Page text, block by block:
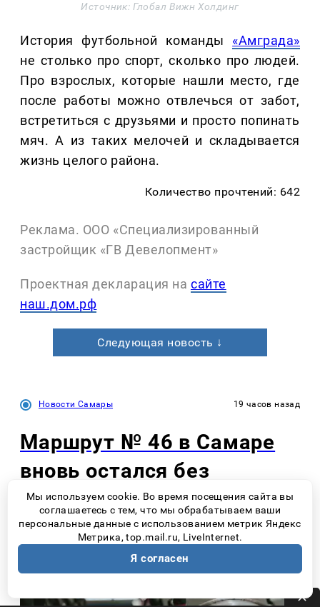
Источник: Глобал Вижн Холдинг
История футбольной команды «Амграда»
не столько про спорт, сколько про людей.
Про взрослых, которые нашли место, где
после работы можно отвлечься от забот,
встретиться с друзьями и просто попинать
мяч. А из таких мелочей и складывается
жизнь целого района.
Количество прочтений: 642
Реклама. ООО «Специализированный
застройщик «ГВ Девелопмент»
Проектная декларация на сайте
наш.дом.рф
Следующая новость ↓
Новости Самары 19 часов назад
Маршрут № 46 в Самаре
вновь остался без
перевозчика
Мы используем cookie. Во время посещения сайта вы
соглашаетесь с тем, что мы обрабатываем ваши
персональные данные с использованием метрик Яндекс
Метрика, top.mail.ru, LiveInternet.
Я согласен